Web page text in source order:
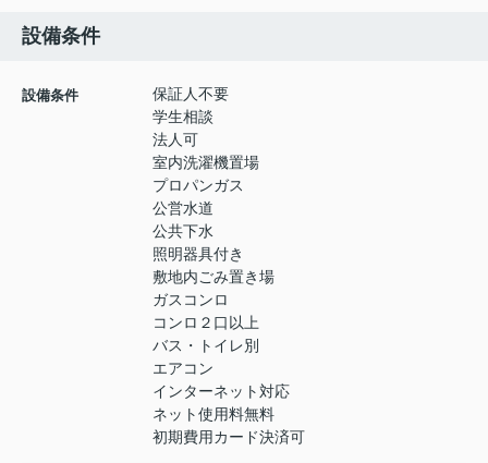
設備条件
設備条件
保証人不要
学生相談
法人可
室内洗濯機置場
プロパンガス
公営水道
公共下水
照明器具付き
敷地内ごみ置き場
ガスコンロ
コンロ２口以上
バス・トイレ別
エアコン
インターネット対応
ネット使用料無料
初期費用カード決済可